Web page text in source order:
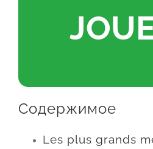
Содержимое
Les plus grands